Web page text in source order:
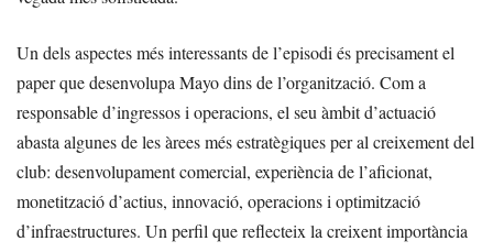
Un dels aspectes més interessants de l’episodi és precisament el
paper que desenvolupa Mayo dins de l’organització. Com a
responsable d’ingressos i operacions, el seu àmbit d’actuació
abasta algunes de les àrees més estratègiques per al creixement del
club: desenvolupament comercial, experiència de l’aficionat,
monetització d’actius, innovació, operacions i optimització
d’infraestructures. Un perfil que reflecteix la creixent importància